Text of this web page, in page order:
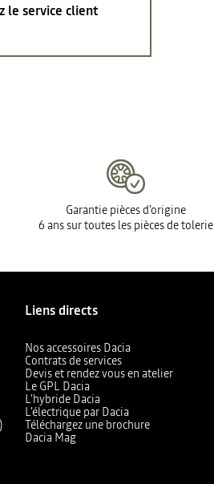
le service client
Garantie pièces d'origine
6 ans sur toutes les pièces de tolerie
Liens directs
Nos accessoires Dacia
Contrats de services
Devis et rendez vous en atelier
Le GPL Dacia
L'hybride Dacia
L’électrique par Dacia
Téléchargez une brochure
Dacia Mag